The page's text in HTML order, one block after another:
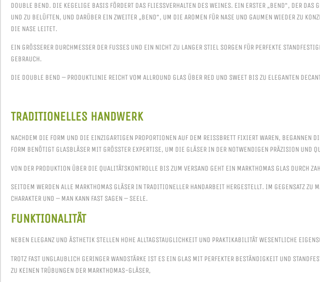
DOUBLE BEND. DIE KEGELIGE BASIS FÖRDERT DAS FLIESSVERHALTEN DES WEINES. EIN ERSTER „BEND“, DER
ND ZU BELÜFTEN, UND DARÜBER EIN ZWEITER „BEND“, UM DIE AROMEN FÜR NASE UND GAUMEN WIEDER ZU
IE NASE LEITET.
EIN GRÖSSERER DURCHMESSER DER FUSSES UND EIN NICHT ZU LANGER STIEL SORGEN FÜR PERFEKTE
BRAUCH.
DIE DOUBLE BEND – PRODUKTLINIE REICHT VOM ALLROUND GLAS ÜBER RED UND SWEET BIS ZU ELEGANTEN
TRADITIONELLES HANDWERK
NACHDEM DIE FORM UND DIE EINZIGARTIGEN PROPORTIONEN AUF DEM REISSBRETT FIXIERT WAREN, BEGANNEN
ORM BENÖTIGT GLASBLÄSER MIT GRÖSSTER EXPERTISE, UM DIE GLÄSER IN DER NOTWENDIGEN PRÄZISION UND
VON DER PRODUKTION ÜBER DIE QUALITÄTSKONTROLLE BIS ZUM VERSAND GEHT EIN MARKTHOMAS GLAS DURCH
SEITDEM WERDEN ALLE MARKTHOMAS GLÄSER IN TRADITIONELLER HANDARBEIT HERGESTELLT. IM GEGENSATZ
CHARAKTER UND – MAN KANN FAST SAGEN – SEELE.
FUNKTIONALITÄT
NEBEN ELEGANZ UND ÄSTHETIK STELLEN HOHE ALLTAGSTAUGLICHKEIT UND PRAKTIKABILITÄT WESENTLICHE
TROTZ FAST UNGLAUBLICH GERINGER WANDSTÄRKE IST ES EIN GLAS MIT PERFEKTER BESTÄNDIGKEIT UND
ZU KEINEN TRÜBUNGEN DER MARKTHOMAS-GLÄSER,